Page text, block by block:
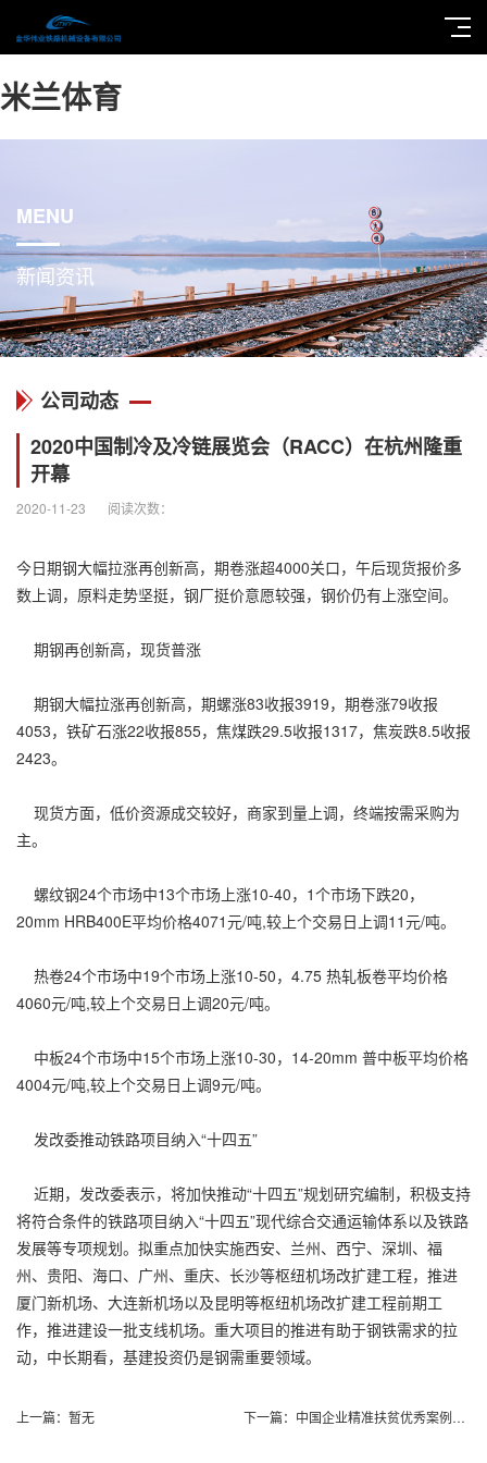
米兰体育
MENU
新闻资讯
公司动态
2020中国制冷及冷链展览会（RACC）在杭州隆重
开幕
2020-11-23 阅读次数：
今日期钢大幅拉涨再创新高，期卷涨超4000关口，午后现货报价多
数上调，原料走势坚挺，钢厂挺价意愿较强，钢价仍有上涨空间。
期钢再创新高，现货普涨
期钢大幅拉涨再创新高，期螺涨83收报3919，期卷涨79收报
4053，铁矿石涨22收报855，焦煤跌29.5收报1317，焦炭跌8.5收报
2423。
现货方面，低价资源成交较好，商家到量上调，终端按需采购为
主。
螺纹钢24个市场中13个市场上涨10-40，1个市场下跌20，
20mm HRB400E平均价格4071元/吨,较上个交易日上调11元/吨。
热卷24个市场中19个市场上涨10-50，4.75 热轧板卷平均价格
4060元/吨,较上个交易日上调20元/吨。
中板24个市场中15个市场上涨10-30，14-20mm 普中板平均价格
4004元/吨,较上个交易日上调9元/吨。
发改委推动铁路项目纳入“十四五”
近期，发改委表示，将加快推动“十四五”规划研究编制，积极支持
将符合条件的铁路项目纳入“十四五”现代综合交通运输体系以及铁路
发展等专项规划。拟重点加快实施西安、兰州、西宁、深圳、福
州、贵阳、海口、广州、重庆、长沙等枢纽机场改扩建工程，推进
厦门新机场、大连新机场以及昆明等枢纽机场改扩建工程前期工
作，推进建设一批支线机场。重大项目的推进有助于钢铁需求的拉
动，中长期看，基建投资仍是钢需重要领域。
上一篇： 暂无 下一篇： 中国企业精准扶贫优秀案例（2019）发布会在京召